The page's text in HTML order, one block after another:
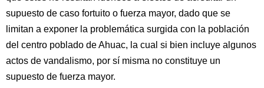
supuesto de caso fortuito o fuerza mayor, dado que se
limitan a exponer la problemática surgida con la población
del centro poblado de Ahuac, la cual si bien incluye algunos
actos de vandalismo, por sí misma no constituye un
supuesto de fuerza mayor.